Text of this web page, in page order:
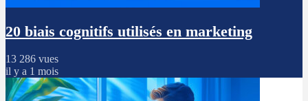
20 biais cognitifs utilisés en marketing
13 286 vues
il y a 1 mois